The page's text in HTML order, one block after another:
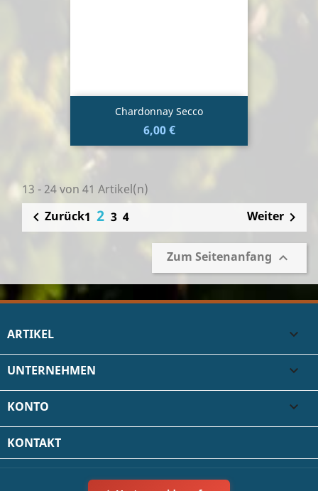
Chardonnay Secco
6,00 €
13 - 24 von 41 Artikel(n)
 Zurück1 2 3 4 Weiter 
Zum Seitenanfang 
ARTIKEL 
UNTERNEHMEN 
KONTO 
KONTAKT